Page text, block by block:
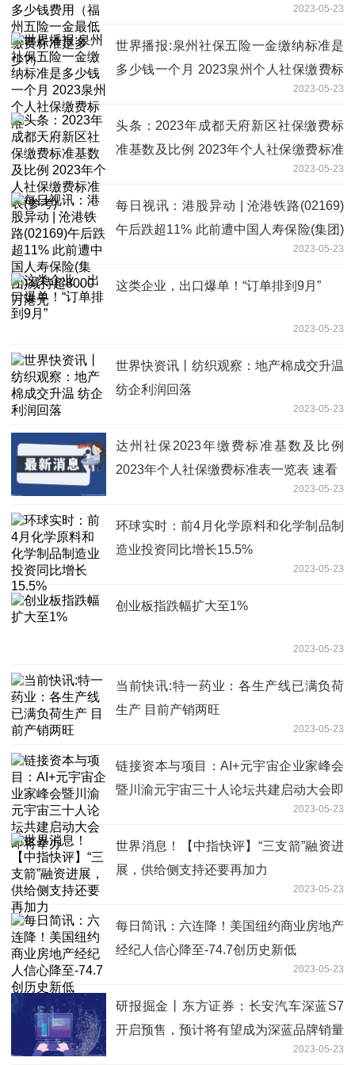
2023-05-23
世界播报:泉州社保五险一金缴纳标准是
多少钱一个月 2023泉州个人社保缴费标
2023-05-23
头条：2023年成都天府新区社保缴费标
准基数及比例 2023年个人社保缴费标准
2023-05-23
每日视讯：港股异动 | 沧港铁路(02169)
午后跌超11% 此前遭中国人寿保险(集团)
2023-05-23
这类企业，出口爆单！“订单排到9月”
2023-05-23
世界快资讯丨纺织观察：地产棉成交升温
纺企利润回落
2023-05-23
达州社保2023年缴费标准基数及比例
2023年个人社保缴费标准表一览表 速看
2023-05-23
环球实时：前4月化学原料和化学制品制
造业投资同比增长15.5%
2023-05-23
创业板指跌幅扩大至1%
2023-05-23
当前快讯:特一药业：各生产线已满负荷
生产 目前产销两旺
2023-05-23
链接资本与项目：AI+元宇宙企业家峰会
暨川渝元宇宙三十人论坛共建启动大会即
2023-05-23
世界消息！【中指快评】“三支箭”融资进
展，供给侧支持还要再加力
2023-05-23
每日简讯：六连降！美国纽约商业房地产
经纪人信心降至-74.7创历史新低
2023-05-23
研报掘金丨东方证券：长安汽车深蓝S7
开启预售，预计将有望成为深蓝品牌销量
2023-05-23